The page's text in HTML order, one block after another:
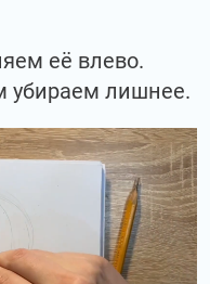
её влево.
убираем лишнее.